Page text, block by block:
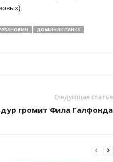
ДОМИНИК ПАНКА
Следующая статья
громит Фила Галфонда